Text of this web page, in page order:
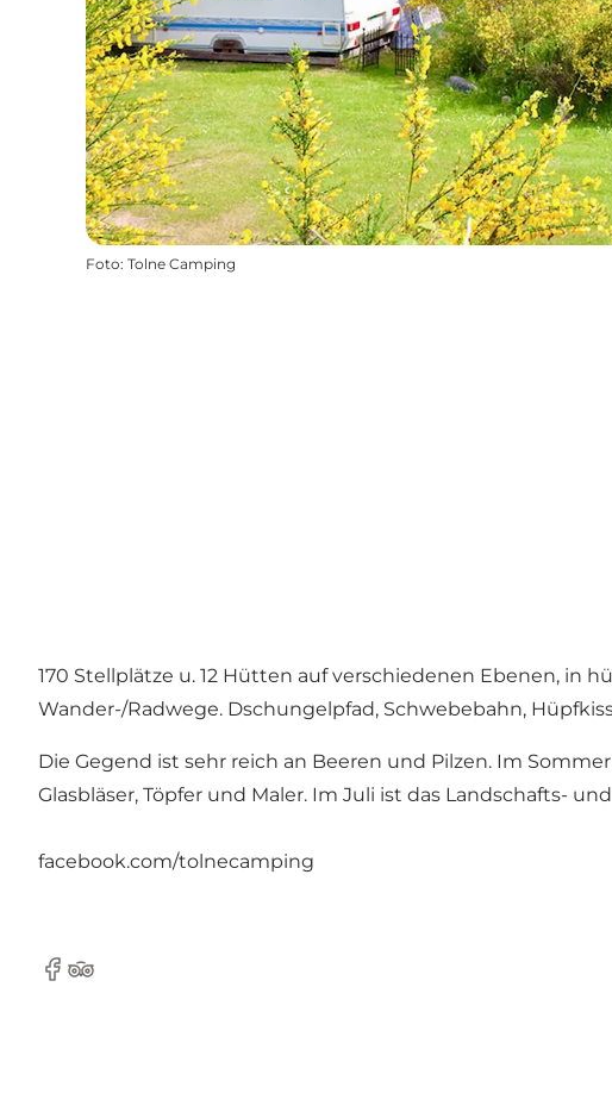
Foto: Tolne Camping
170 Stellplätze u. 12 Hütten auf verschiedenen Ebenen, in
Wander-/Radwege. Dschungelpfad, Schwebebahn,
Die Gegend ist sehr reich an Beeren und Pilzen. Im
Glasbläser, Töpfer und Maler. Im Juli ist das Landschafts-
facebook.com/tolnecamping
Facebook
Tripadvisor